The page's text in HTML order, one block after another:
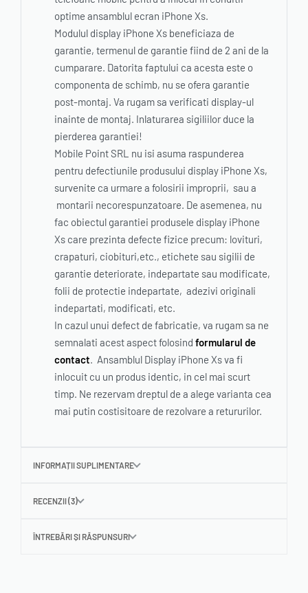
optime ansamblul ecran iPhone Xs.
Modulul display iPhone Xs beneficiaza de
garantie, termenul de garantie fiind de 2 ani de la
cumparare. Datorita faptului ca acesta este o
componenta de schimb, nu se ofera garantie
post-montaj. Va rugam sa verificati display-ul
inainte de montaj. Inlaturarea sigiliilor duce la
pierderea garantiei!
Mobile Point SRL nu isi asuma raspunderea
pentru defectiunile produsului display iPhone Xs,
survenite ca urmare a folosirii improprii, sau a
montarii necorespunzatoare. De asemenea, nu
fac obiectul garantiei produsele display iPhone
Xs care prezinta defecte fizice precum: lovituri,
crapaturi, ciobituri,etc., etichete sau sigilii de
garantie deteriorate, indepartate sau modificate,
folii de protectie indepartate, adezivi originali
indepartati, modificati, etc.
In cazul unui defect de fabricatie, va rugam sa ne
semnalati acest aspect folosindformularul de
contact. Ansamblul Display iPhone Xs va fi
inlocuit cu un produs identic, in cel mai scurt
timp. Ne rezervam dreptul de a alege varianta cea
mai putin costisitoare de rezolvare a retururilor.
INFORMAȚII SUPLIMENTARE
RECENZII (3)
ÎNTREBĂRI ȘI RĂSPUNSURI